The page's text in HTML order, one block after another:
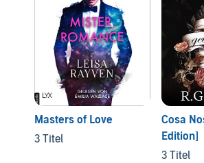
Masters of Love
3 Titel
Cosa
Edition]
3 Titel